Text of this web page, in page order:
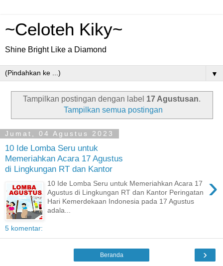
~Celoteh Kiky~
Shine Bright Like a Diamond
▼
Tampilkan postingan dengan label 17 Agustusan.
Tampilkan semua postingan
Jumat, 04 Agustus 2023
10 Ide Lomba Seru untuk
Memeriahkan Acara 17 Agustus
di Lingkungan RT dan Kantor
›
10 Ide Lomba Seru untuk Memeriahkan Acara 17
Agustus di Lingkungan RT dan Kantor Peringatan
Hari Kemerdekaan Indonesia pada 17 Agustus
adala...
5 komentar:
›
Beranda